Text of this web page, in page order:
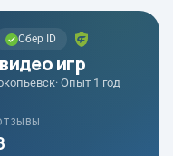
Сбер ID
игр
· Опыт 1 год